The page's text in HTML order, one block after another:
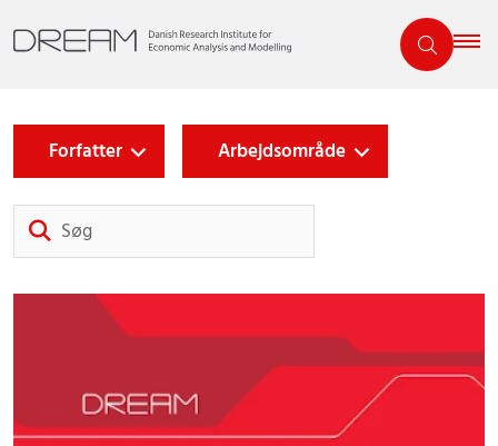
Forfatter Arbejdsområde